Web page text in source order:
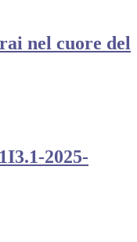
nel cuore del
2025-